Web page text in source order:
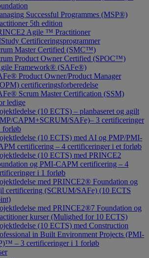
Successful Programmes (MSP®)
5th edition
Agile ™ Practitioner
Certificeringsprogrammer
Master Certified (SMC™)
Product Owner Certified (SPOC™)
Framework® (SAFe®)
Product Owner/Product Manager
certificeringsforberedelse
Scrum Master Certification (SSM)
ledige
(10 ECTS) – planbaseret og agilt
CAPM+SCRUM/SAFe)– 3 certificeringer
forløb
(10 ECTS) med AI og PMP/PMI-
certificering – 4 certificeringer i et forløb
(10 ECTS) med PRINCE2
og PMI-CAPM certificering – 4
i 1 forløb
med PRINCE2® Foundation og
certificering (SCRUM/SAFe) (10 ECTS
med PRINCE2®7 Foundation og
kurser (Mulighed for 10 ECTS)
(10 ECTS) med Construction
in Built Environment Projects (PMI-
– 3 certificeringer i 1 forløb